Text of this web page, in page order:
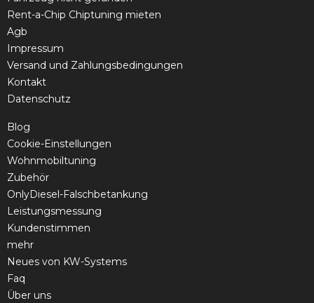
Rent-a-Chip Chiptuning mieten
Agb
Impressum
Versand und Zahlungsbedingungen
Kontakt
Datenschutz
Blog
Cookie-Einstellungen
Wohnmobiltuning
Zubehör
OnlyDiesel-Falschbetankung
Leistungsmessung
Kundenstimmen
mehr
Neues von KW-Systems
Faq
Über uns